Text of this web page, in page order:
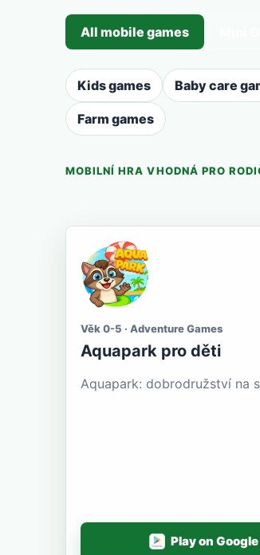
All mobile games
Kids games Baby care
Farm games
MOBILNÍ HRA VHODNÁ PRO
Věk 0-5 · Adventure Games
Aquapark pro děti
Aquapark: dobrodružství na
Play on